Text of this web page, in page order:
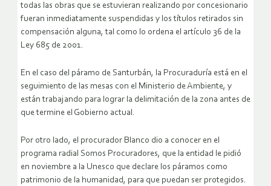
todas las obras que se estuvieran realizando por concesionario
fueran inmediatamente suspendidas y los títulos retirados sin
compensación alguna, tal como lo ordena el artículo 36 de la
Ley 685 de 2001.
En el caso del páramo de Santurbán, la Procuraduría está en el
seguimiento de las mesas con el Ministerio de Ambiente, y
están trabajando para lograr la delimitación de la zona antes de
que termine el Gobierno actual.
Por otro lado, el procurador Blanco dio a conocer en el
programa radial Somos Procuradores, que la entidad le pidió
en noviembre a la Unesco que declare los páramos como
patrimonio de la humanidad, para que puedan ser protegidos.